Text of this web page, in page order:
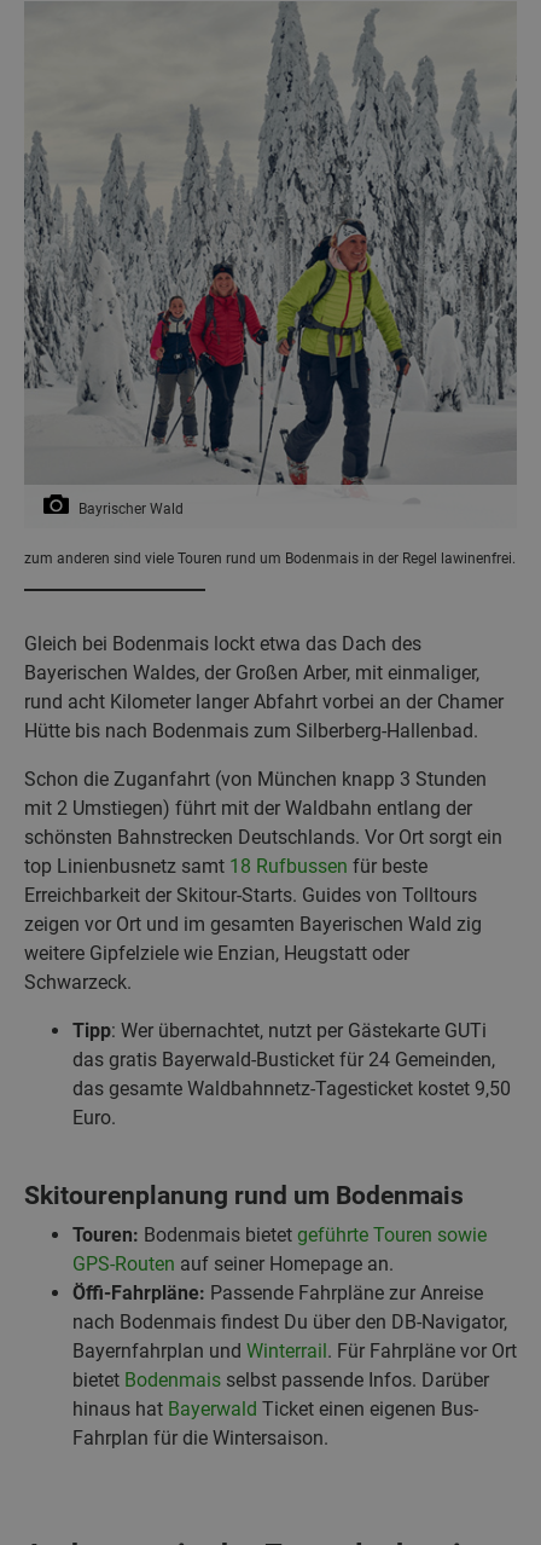
Bayrischer Wald
zum anderen sind viele Touren rund um Bodenmais in der Regel lawinenfrei.
Gleich bei Bodenmais lockt etwa das Dach des
Bayerischen Waldes, der Großen Arber, mit einmaliger,
rund acht Kilometer langer Abfahrt vorbei an der Chamer
Hütte bis nach Bodenmais zum Silberberg-Hallenbad.
Schon die Zuganfahrt (von München knapp 3 Stunden
mit 2 Umstiegen) führt mit der Waldbahn entlang der
schönsten Bahnstrecken Deutschlands. Vor Ort sorgt ein
top Linienbusnetz samt 18 Rufbussen für beste
Erreichbarkeit der Skitour-Starts. Guides von Tolltours
zeigen vor Ort und im gesamten Bayerischen Wald zig
weitere Gipfelziele wie Enzian, Heugstatt oder
Schwarzeck.
Tipp: Wer übernachtet, nutzt per Gästekarte GUTi
das gratis Bayerwald-Busticket für 24 Gemeinden,
das gesamte Waldbahnnetz-Tagesticket kostet 9,50
Euro.
Skitourenplanung rund um Bodenmais
Touren: Bodenmais bietet geführte Touren sowie
GPS-Routen auf seiner Homepage an.
Öffi-Fahrpläne: Passende Fahrpläne zur Anreise
nach Bodenmais findest Du über den DB-Navigator,
Bayernfahrplan und Winterrail. Für Fahrpläne vor Ort
bietet Bodenmais selbst passende Infos. Darüber
hinaus hat Bayerwald Ticket einen eigenen Bus-
Fahrplan für die Wintersaison.